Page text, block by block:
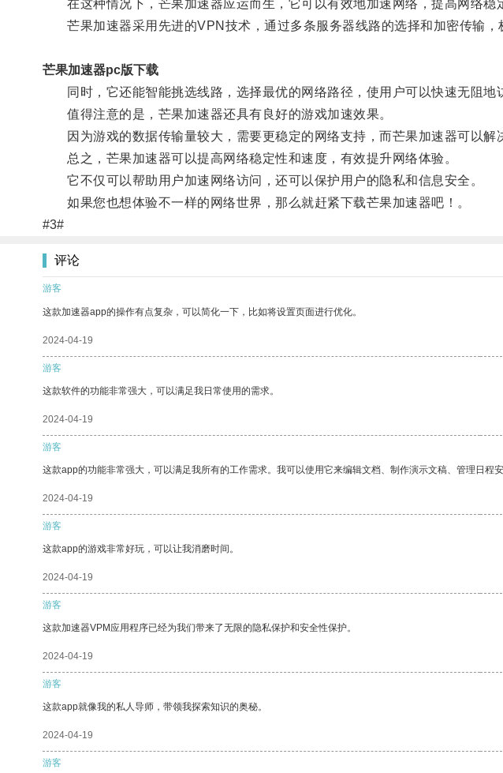
在这种情况下，芒果加速器应运而生，它可以有效地加速网络，提高网络稳
芒果加速器采用先进的VPN技术，通过多条服务器线路的选择和加密传输，
芒果加速器pc版下载
同时，它还能智能挑选线路，选择最优的网络路径，使用户可以快速无阻地
值得注意的是，芒果加速器还具有良好的游戏加速效果。
因为游戏的数据传输量较大，需要更稳定的网络支持，而芒果加速器可以解
总之，芒果加速器可以提高网络稳定性和速度，有效提升网络体验。
它不仅可以帮助用户加速网络访问，还可以保护用户的隐私和信息安全。
如果您也想体验不一样的网络世界，那么就赶紧下载芒果加速器吧！。
#3#
评论
游客
这款加速器app的操作有点复杂，可以简化一下，比如将设置页面进行优化。
2024-04-19
游客
这款软件的功能非常强大，可以满足我日常使用的需求。
2024-04-19
游客
这款app的功能非常强大，可以满足我所有的工作需求。我可以使用它来编辑文档、制作演示文稿、管理日程安
2024-04-19
游客
这款app的游戏非常好玩，可以让我消磨时间。
2024-04-19
游客
这款加速器VPM应用程序已经为我们带来了无限的隐私保护和安全性保护。
2024-04-19
游客
这款app就像我的私人导师，带领我探索知识的奥秘。
2024-04-19
游客